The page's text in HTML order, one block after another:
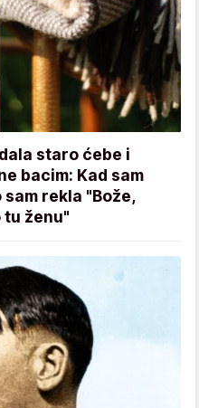
staro ćebe i
bacim: Kad sam
rekla "Bože,
tu ženu"